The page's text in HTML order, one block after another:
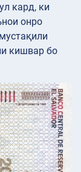
кард, ки
онро
кишвар бо